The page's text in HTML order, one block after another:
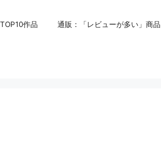
作品 通販：「レビューが多い」商